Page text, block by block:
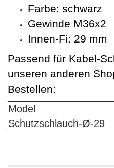
Farbe: schwarz
Gewinde M36x2
Innen-Fi: 29 mm
Passend für Kabel-
unseren anderen
Bestellen:
Model
Schutzschlauch-Ø-29